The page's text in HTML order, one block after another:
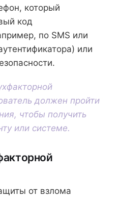
который
код
по SMS или
или
должен пройти
чтобы получить
или системе.
от взлома